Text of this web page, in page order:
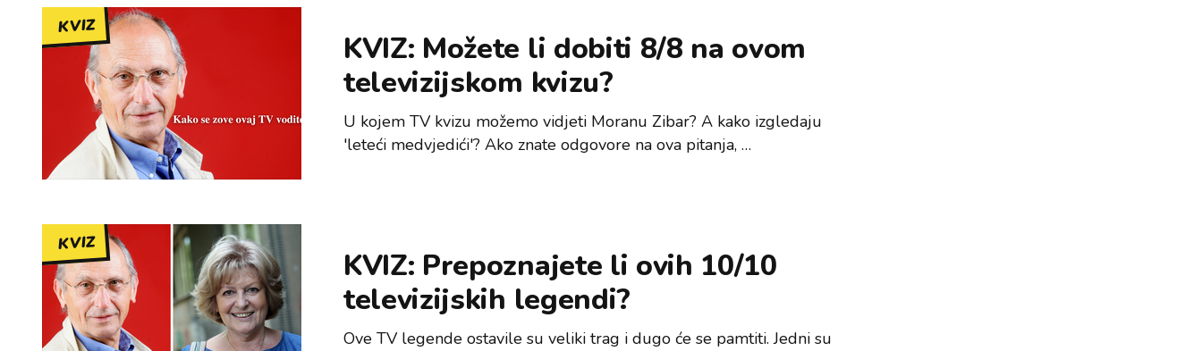
KVIZ
KVIZ: Možete li dobiti 8/8 na ovom
televizijskom kvizu?
U kojem TV kvizu možemo vidjeti Moranu Zibar? A kako izgledaju
'leteći medvjedići'? Ako znate odgovore na ova pitanja, …
KVIZ
KVIZ: Prepoznajete li ovih 10/10
televizijskih legendi?
Ove TV legende ostavile su veliki trag i dugo će se pamtiti. Jedni su